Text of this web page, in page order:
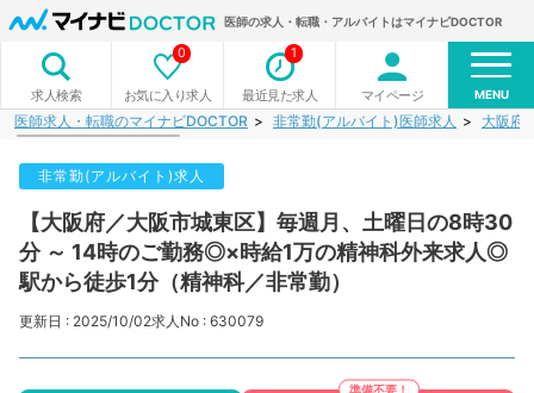
医師の求人・転職・アルバイトはマイナビDOCTOR
求人検索 お気に入り求人
0
最近見た求人
1
マイページ MENU
医師求人・転職のマイナビDOCTOR 非常勤(アルバイト)医師求人 大阪府
非常勤(アルバイト)求人
【大阪府／大阪市城東区】毎週月、土曜日の8時30
分 ～ 14時のご勤務◎×時給1万の精神科外来求人◎
駅から徒歩1分（精神科／非常勤）
更新日 : 2025/10/02求人No : 630079